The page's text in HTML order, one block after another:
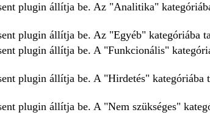
plugin állítja be. Az "Analitika"
plugin állítja be. Az "Egyéb" kategóriába
plugin állítja be. A "Funkcionális"
plugin állítja be. A "Hirdetés" kategóriába
plugin állítja be. A "Nem szükséges"